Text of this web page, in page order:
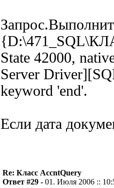
State 42000,
Server
keyword 'end'.
Если дата
Re: Класс AccntQuery
Ответ #29 - 01. Июля 2006 ::